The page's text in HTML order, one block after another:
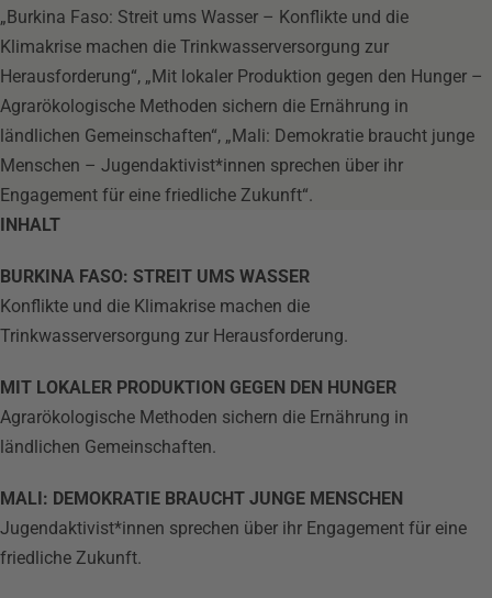
„Burkina Faso: Streit ums Wasser – Konflikte und die
Klimakrise machen die Trinkwasserversorgung zur
Herausforderung“, „Mit lokaler Produktion gegen den Hunger –
Agrarökologische Methoden sichern die Ernährung in
ländlichen Gemeinschaften“, „Mali: Demokratie braucht junge
Menschen – Jugendaktivist*innen sprechen über ihr
Engagement für eine friedliche Zukunft“.
INHALT
BURKINA FASO: STREIT UMS WASSER
Konflikte und die Klimakrise machen die
Trinkwasserversorgung zur Herausforderung.
MIT LOKALER PRODUKTION GEGEN DEN HUNGER
Agrarökologische Methoden sichern die Ernährung in
ländlichen Gemeinschaften.
MALI: DEMOKRATIE BRAUCHT JUNGE MENSCHEN
Jugendaktivist*innen sprechen über ihr Engagement für eine
friedliche Zukunft.